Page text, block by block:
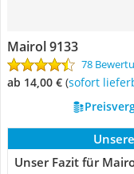
Mairol 9133
78
ab 14,00 € ( Sofort
Unser Fazit für